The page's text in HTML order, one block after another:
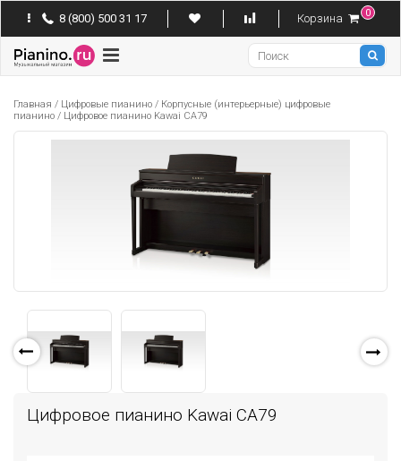
8 (800) 500 31 17 Корзина 0
Pianino
Главная / Цифровые пианино / Корпусные (интерьерные) цифровые
пианино / Цифровое пианино Kawai CA79
Цифровое пианино Kawai CA79